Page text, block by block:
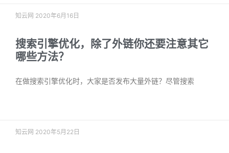
知云网 2020年6月16日
搜索引擎优化，除了外链你还要注意其它
哪些方法？
在做搜索引擎优化时，大家是否发布大量外链？尽管搜索
知云网 2020年5月22日